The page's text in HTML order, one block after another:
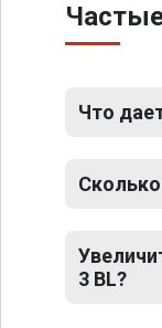
Что
3 BL?